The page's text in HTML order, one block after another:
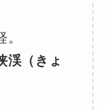
渓（きょ